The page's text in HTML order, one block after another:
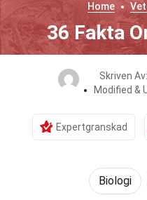
Home
36 Fakta
Skriven Av:
Modified &
Expertgranskad
Biologi